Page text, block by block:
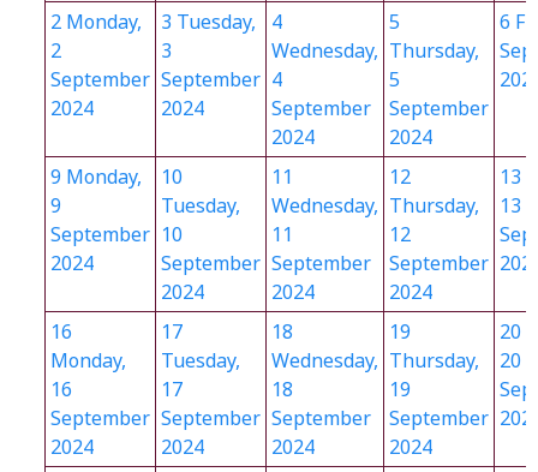
2 Monday,
2
September
2024
3 Tuesday,
3
September
2024
4
Wednesday,
4
September
2024
5
Thursday,
5
September
2024
6
9 Monday,
9
September
2024
10
Tuesday,
10
September
2024
11
Wednesday,
11
September
2024
12
Thursday,
12
September
2024
13
13
16
Monday,
16
September
2024
17
Tuesday,
17
September
2024
18
Wednesday,
18
September
2024
19
Thursday,
19
September
2024
20
20